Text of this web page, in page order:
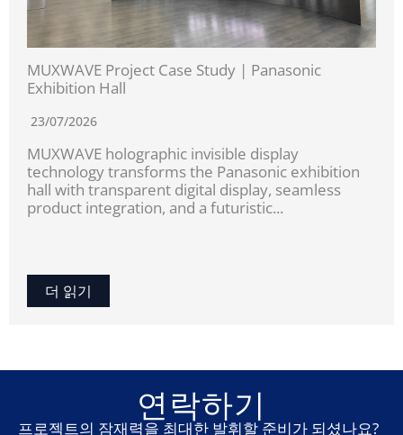
MUXWAVE Project Case Study | Panasonic
Exhibition Hall
23/07/2026
MUXWAVE holographic invisible display
technology transforms the Panasonic exhibition
hall with transparent digital display, seamless
product integration, and a futuristic...
더 읽기
연락하기
프로젝트의 잠재력을 최대한 발휘할 준비가 되셨나요?